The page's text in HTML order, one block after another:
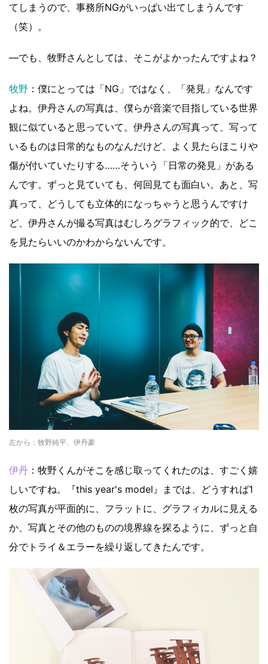
てしまうので、事務所NGがいっぱい出てしまうんです
（笑）。
―でも、牧野さんとしては、そこがよかったんですよね？
牧野 ：僕にとっては「NG」ではなく、「発見」なんです
よね。伊丹さんの写真は、僕らが音楽で目指している世界
観に似ていると思っていて。伊丹さんの写真って、写って
いるものは日常的なものなんだけど、よく見たらほこりや
傷が付いていたりする……そういう「日常の発見」がある
んです。ずっと見ていても、何回見ても面白い。あと、写
真って、どうしても立体的になっちゃうと思うんですけ
ど、伊丹さんが撮る写真はむしろグラフィック的で、どこ
を見たらいいのかわからないんです。
左から：牧野純平、伊丹豪
伊丹 ：牧野くんがそこを感じ取ってくれたのは、すごく嬉
しいですね。『this year's model』までは、どうすれば1
枚の写真が平面的に、フラットに、グラフィカルに見える
か、写真とその他のものの境界線を探るように、ずっと自
分でトライ＆エラーを繰り返してきたんです。